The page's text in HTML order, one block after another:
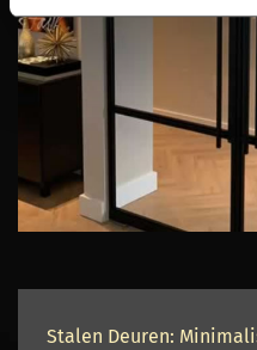
Stalen Deuren: